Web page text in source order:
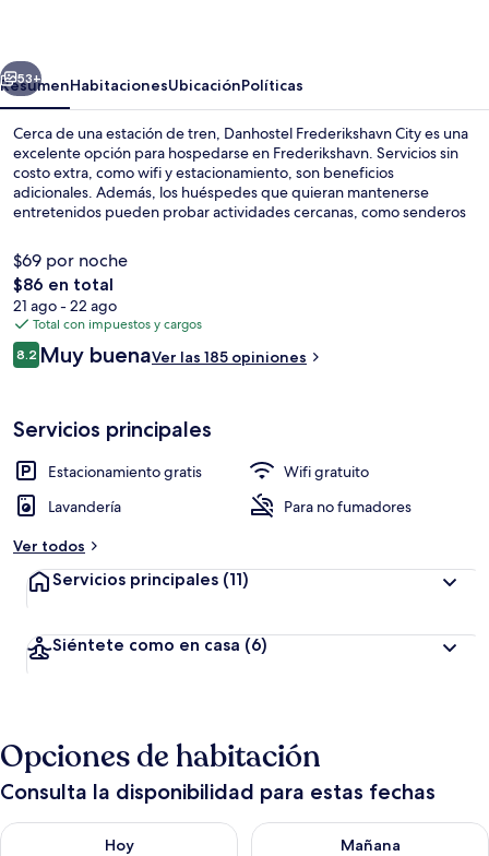
Siguiente
53+
ResumenHabitacionesUbicaciónPolíticas
Cerca de una estación de tren, Danhostel Frederikshavn City es una
excelente opción para hospedarse en Frederikshavn. Servicios sin
costo extra, como wifi y estacionamiento, son beneficios
adicionales. Además, los huéspedes que quieran mantenerse
entretenidos pueden probar actividades cercanas, como senderos
terraza y su jardín.
$69 por noche
El
precio
total
es
de
$86 en total
21 ago - 22 ago
Total con impuestos y cargos
Opiniones
8.28.2 de 10,
Muy buenaVer las 185 opiniones
Servicios principales
Estacionamiento gratis
Wifi gratuito
Lavandería
Para no fumadores
Ver todos
Servicios principales (11)
Siéntete como en casa (6)
Opciones de habitación
Consulta la disponibilidad para estas fechas
Hoy
Consulta la disponibilidad para hoy ago 7 - ago 8
Mañana
Consulta la disponibilidad